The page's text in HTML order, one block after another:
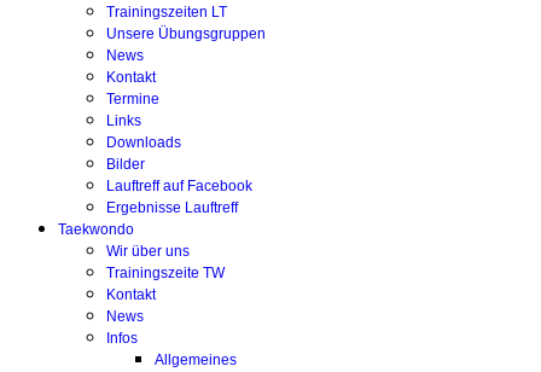
Trainingszeiten LT
Unsere Übungsgruppen
News
Kontakt
Termine
Links
Downloads
Bilder
Lauftreff auf Facebook
Ergebnisse Lauftreff
Taekwondo
Wir über uns
Trainingszeite TW
Kontakt
News
Infos
Allgemeines